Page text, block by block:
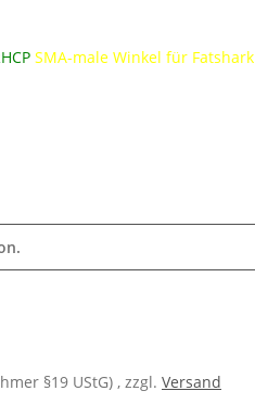
SMA-male Winkel für Fatshark
§19 UStG) , zzgl. Versand